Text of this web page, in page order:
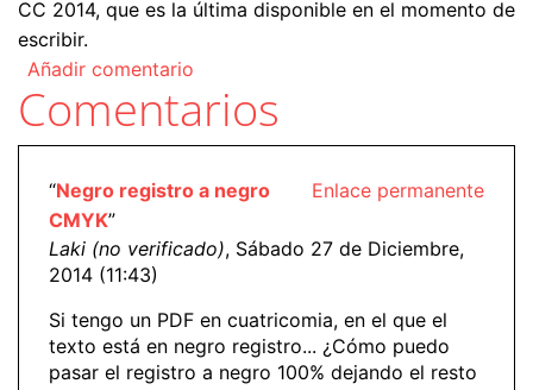
CC 2014, que es la última disponible en el momento de
escribir.
Añadir comentario
Comentarios
Enlace permanente
“Negro registro a negro
CMYK”
Laki (no verificado), Sábado 27 de Diciembre,
2014 (11:43)
Si tengo un PDF en cuatricomia, en el que el
texto está en negro registro... ¿Cómo puedo
pasar el registro a negro 100% dejando el resto